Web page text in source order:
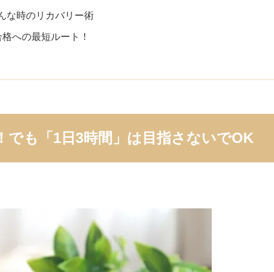
な時のリカバリー術
への最短ルート！
でも「1日3時間」は目指さないでOK